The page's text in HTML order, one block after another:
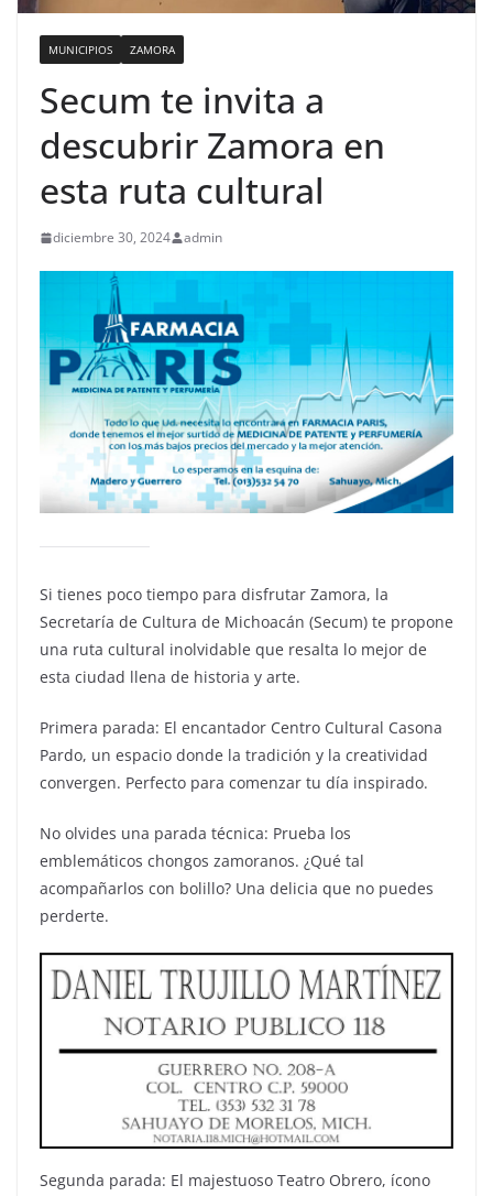
MUNICIPIOS ZAMORA
Secum te invita a
descubrir Zamora en
esta ruta cultural
diciembre 30, 2024 admin
Si tienes poco tiempo para disfrutar Zamora, la
Secretaría de Cultura de Michoacán (Secum) te propone
una ruta cultural inolvidable que resalta lo mejor de
esta ciudad llena de historia y arte.
Primera parada: El encantador Centro Cultural Casona
Pardo, un espacio donde la tradición y la creatividad
convergen. Perfecto para comenzar tu día inspirado.
No olvides una parada técnica: Prueba los
emblemáticos chongos zamoranos. ¿Qué tal
acompañarlos con bolillo? Una delicia que no puedes
perderte.
Segunda parada: El majestuoso Teatro Obrero, ícono